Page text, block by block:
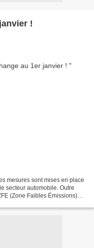
!
mesures sont mises en place
secteur automobile. Outre
(Zone Faibles Émissions)